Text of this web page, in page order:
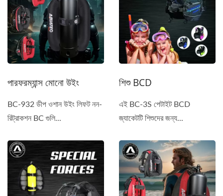
পারফরম্যান্স মোনো উইং
BC-932 ডীপ ওশান উইং লিফট নন-
রিট্রাকশন BC গুলি...
শিশু BCD
এই BC-3S পেটাইট BCD
জ্যাকেটটি শিশুদের জন্য...